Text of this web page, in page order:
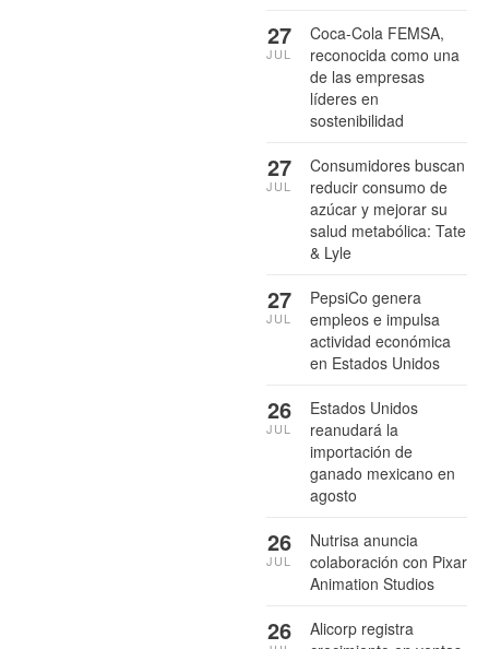
Coca-Cola FEMSA,
reconocida como una
de las empresas
líderes en
sostenibilidad
27
JUL
Consumidores buscan
reducir consumo de
azúcar y mejorar su
salud metabólica: Tate
& Lyle
27
JUL
PepsiCo genera
empleos e impulsa
actividad económica
en Estados Unidos
27
JUL
Estados Unidos
reanudará la
importación de
ganado mexicano en
agosto
26
JUL
Nutrisa anuncia
colaboración con Pixar
Animation Studios
26
JUL
Alicorp registra
26